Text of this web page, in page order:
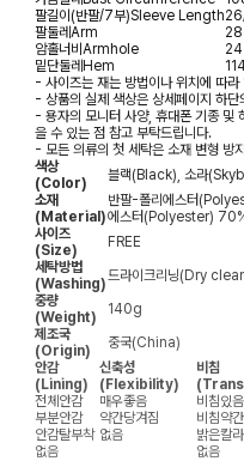
팔길이(반팔/7부)Sleeve Length
팔둘레Arm
28
암홀너비Armhole
24
밑단둘레Hem
- 사이즈는 재는 방법이나 위치에 따
- 상품의 실제 색상은 상세페이지 하
- 용자의 모니터 사양, 휴대폰 기종 및
을 수 있는 점 참고 부탁드립니다.
- 모든 의류의 첫 세탁은 소재 변형 방
색상
(Color)
블랙(Black), 소라
소재
(Material)
반팔-폴리에스터
에스터(Polyester)
사이즈
(Size)
FREE
세탁방법
(Washing) 드라이크리닝(Dry
중량
(Weight)
140g
제조국
(Origin)
중국(China)
안감
(Lining)
신축성
(Flexibility)
비침
전체안감
매우좋음 비침있음
부분안감
약간당겨짐 비침약간
안감탈부착 없음 밝은칼
없음
없음